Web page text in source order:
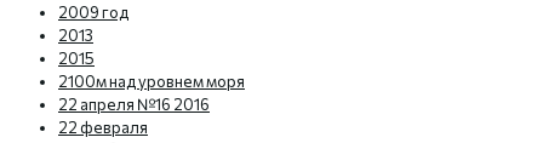
2009 год
2013
2015
2100м над уровнем моря
22 апреля №16 2016
22 февраля